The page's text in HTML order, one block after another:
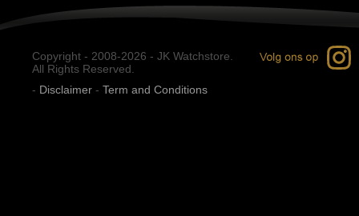
Copyright - 2008-2026 - JK Watchstore.
All Rights Reserved.
- Disclaimer - Term and Conditions